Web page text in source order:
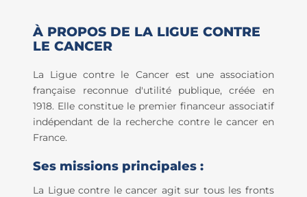
À PROPOS DE LA LIGUE CONTRE
LE CANCER
La Ligue contre le Cancer est une association
française reconnue d'utilité publique, créée en
1918. Elle constitue le premier financeur associatif
indépendant de la recherche contre le cancer en
France.
Ses missions principales :
La Ligue contre le cancer agit sur tous les fronts